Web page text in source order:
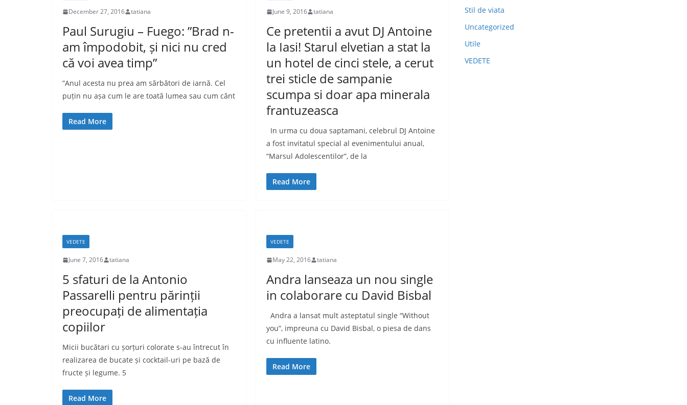
December 27, 2016 tatiana
Paul Surugiu – Fuego: ”Brad n-
am împodobit, și nici nu cred
că voi avea timp”
”Anul acesta nu prea am sărbători de iarnă. Cel
puțin nu așa cum le are toată lumea sau cum cânt
Read More
June 9, 2016 tatiana
Ce pretentii a avut DJ Antoine
la Iasi! Starul elvetian a stat la
un hotel de cinci stele, a cerut
trei sticle de sampanie
scumpa si doar apa minerala
frantuzeasca
In urma cu doua saptamani, celebrul DJ Antoine
a fost invitatul special al evenimentului anual,
“Marsul Adolescentilor”, de la
Read More
VEDETE
June 7, 2016 tatiana
5 sfaturi de la Antonio
Passarelli pentru părinții
preocupați de alimentația
copiilor
Micii bucătari cu șorțuri colorate s-au întrecut în
realizarea de bucate și cocktail-uri pe bază de
fructe și legume. 5
Read More
VEDETE
May 22, 2016 tatiana
Andra lanseaza un nou single
in colaborare cu David Bisbal
Andra a lansat mult asteptatul single “Without
you”, impreuna cu David Bisbal, o piesa de dans
cu influente latino.
Read More
Stil de viata
Uncategorized
Utile
VEDETE